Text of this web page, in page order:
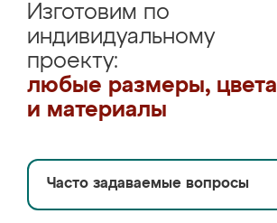
Изготовим по
индивидуальному
проекту:
любые размеры, цвета
и материалы
Часто задаваемые вопросы